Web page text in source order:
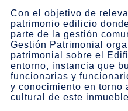
Con el objetivo de
patrimonio edilicio
parte de la gestión
Gestión Patrimonial
patrimonial sobre el
entorno, instancia que
funcionarias y
y conocimiento en torno
cultural de este